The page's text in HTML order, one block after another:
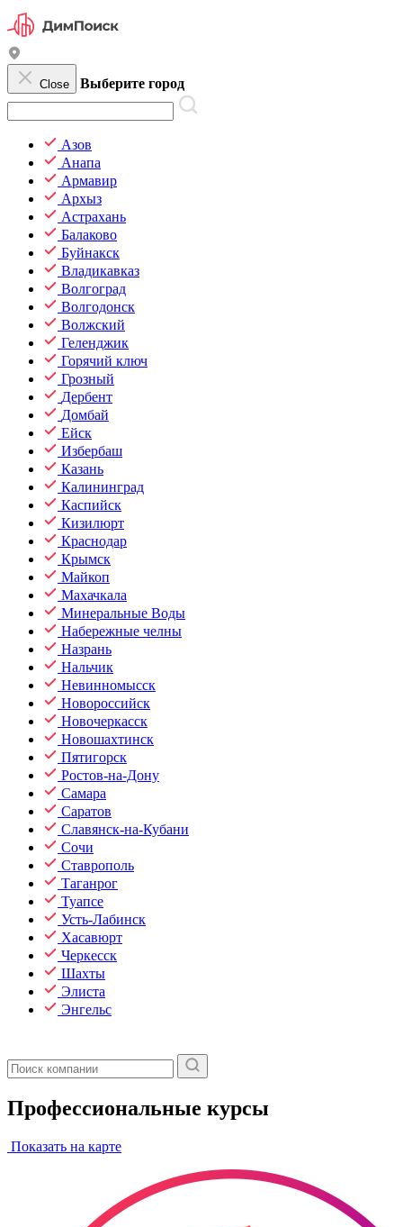
Close Выберите город
Азов
Анапа
Армавир
Архыз
Астрахань
Балаково
Буйнакск
Владикавказ
Волгоград
Волгодонск
Волжский
Геленджик
Горячий ключ
Грозный
Дербент
Домбай
Ейск
Избербаш
Казань
Калининград
Каспийск
Кизилюрт
Краснодар
Крымск
Майкоп
Махачкала
Минеральные Воды
Набережные челны
Назрань
Нальчик
Невинномысск
Новороссийск
Новочеркасск
Новошахтинск
Пятигорск
Ростов-на-Дону
Самара
Саратов
Славянск-на-Кубани
Сочи
Ставрополь
Таганрог
Туапсе
Усть-Лабинск
Хасавюрт
Черкесск
Шахты
Элиста
Энгельс
Профессиональные курсы
Показать на карте